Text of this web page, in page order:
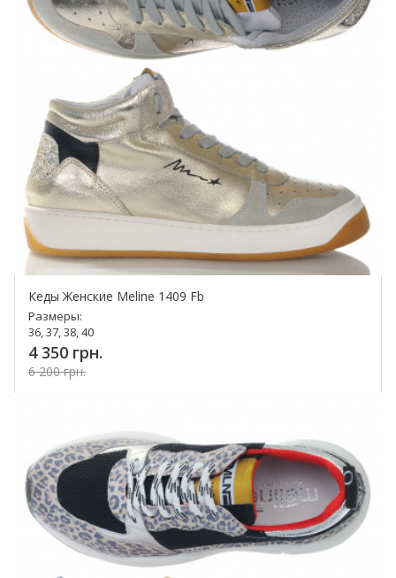
Кеды Женские Meline 1409 Fb
Размеры:
36, 37, 38, 40
4 350 грн.
6 200 грн.